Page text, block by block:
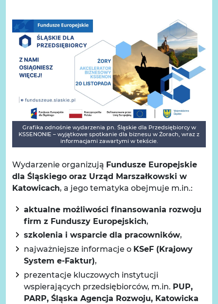
Grafika odnośnie wydarzenia pn. Śląskie dla Przedsiębiorcy w
KSSENONIE – wyjątkowe spotkanie dla biznesu w Żorach, wraz z
informacjami zawartymi w tekście.
Wydarzenie organizują Fundusze Europejskie
dla Śląskiego oraz Urząd Marszałkowski w
Katowicach, a jego tematyka obejmuje m.in.:
aktualne możliwości finansowania rozwoju
firm z Funduszy Europejskich,
szkolenia i wsparcie dla pracowników,
najważniejsze informacje o KSeF (Krajowy
System e-Faktur),
prezentacje kluczowych instytucji
wspierających przedsiębiorców, m.in. PUP,
PARP, Śląska Agencja Rozwoju, Katowicka